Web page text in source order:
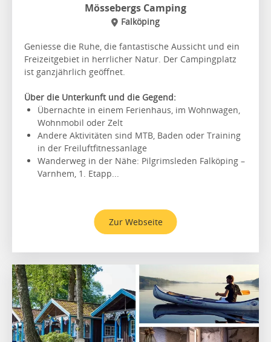
Mössebergs Camping
Falköping
Geniesse die Ruhe, die fantastische Aussicht und ein
Freizeitgebiet in herrlicher Natur. Der Campingplatz
ist ganzjährlich geöffnet.
Über die Unterkunft und die Gegend:
Übernachte in einem Ferienhaus, im Wohnwagen,
Wohnmobil oder Zelt
Andere Aktivitäten sind MTB, Baden oder Training
in der Freiluftfitnessanlage
Wanderweg in der Nähe: Pilgrimsleden Falköping –
Varnhem, 1. Etapp...
Zur Webseite